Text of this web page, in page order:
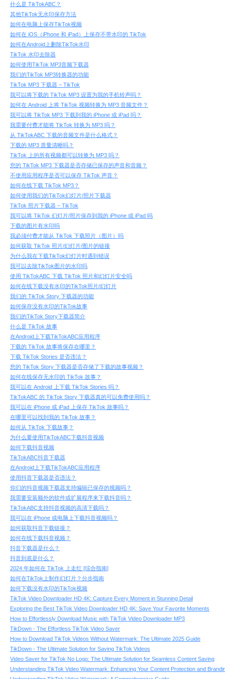
什么是 TikTokABC？
其他TikTok无水印保存方法
如何在电脑上保存TikTok视频
如何在 iOS（iPhone 和 iPad）上保存不带水印的 TikTok
如何在Android上删除TikTok水印
TikTok 水印去除器
如何使用TikTok MP3音频下载器
我们的TikTok MP3转换器的功能
TikTok MP3 下载器 – TikTok
我可以将下载的 TikTok MP3 设置为我的手机铃声吗？
如何在 Android 上将 TikTok 视频转换为 MP3 音频文件？
我可以将 TikTok MP3 下载到我的 iPhone 或 iPad 吗？
我需要付费才能将 TikTok 转换为 MP3 吗？
从 TikTokABC 下载的音频文件是什么格式？
下载的 MP3 质量清晰吗？
TikTok 上的所有视频都可以转换为 MP3 吗？
您的 TikTok MP3 下载器是否存储已保存的声音和音频？
不使用应用程序是否可以保存 TikTok 声音？
如何在线下载 TikTok MP3？
如何使用我们的TikTok幻灯片/照片下载器
TikTok 照片下载器 – TikTok
我可以将 TikTok 幻灯片/照片保存到我的 iPhone 或 iPad 吗
下载的图片有水印吗
我必须付费才能从 TikTok 下载照片（图片）吗
如何获取 TikTok 照片/幻灯片/图片的链接
为什么我在下载TikTok幻灯片时遇到错误
我可以去除TikTok图片的水印吗
使用 TikTokABC 下载 TikTok 照片和幻灯片安全吗
如何在线下载没有水印的TikTok照片/幻灯片
我们的 TikTok Story 下载器的功能
如何保存没有水印的TikTok故事
我们的TikTok Story下载器简介
什么是 TikTok 故事
在Android上下载TikTokABC应用程序
下载的 TikTok 故事将保存在哪里？
下载 TikTok Stories 是否违法？
您的 TikTok Story 下载器是否存储了下载的故事视频？
如何在线保存无水印的 TikTok 故事？
我可以在 Android 上下载 TikTok Stories 吗？
TikTokABC 的 TikTok Story 下载器真的可以免费使用吗？
我可以在 iPhone 或 iPad 上保存 TikTok 故事吗？
在哪里可以找到我的 TikTok 故事？
如何从 TikTok 下载故事？
为什么要使用TikTokABC下载抖音视频
如何下载抖音视频
TikTokABC抖音下载器
在Android上下载TikTokABC应用程序
使用抖音下载器是否违法？
你们的抖音视频下载器支持编辑已保存的视频吗？
我需要安装额外的软件或扩展程序来下载抖音吗？
TikTokABC支持抖音视频的高清下载吗？
我可以在 iPhone 或电脑上下载抖音视频吗？
如何获取抖音下载链接？
如何在线下载抖音视频？
抖音下载器是什么？
抖音到底是什么？
2024 年如何在 TikTok 上走红 [综合指南]
如何在TikTok上制作幻灯片？分步指南
如何下载没有水印的TikTok视频
TikTok Video Downloader HD 4K: Capture Every Moment in Stunning Detail
Exploring the Best TikTok Video Downloader HD 4K: Save Your Favorite Moments
How to Effortlessly Download Music with TikTok Video Downloader MP3
TikDown - The Effortless TikTok Video Saver
How to Download TikTok Videos Without Watermark: The Ultimate 2025 Guide
TikDown - The Ultimate Solution for Saving TikTok Videos
Video Saver for TikTok No Logo: The Ultimate Solution for Seamless Content Saving
Understanding TikTok Video Watermark: Enhancing Your Content Protection and